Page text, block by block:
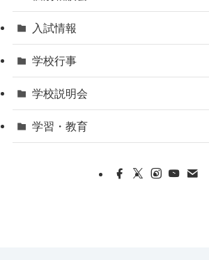
入試情報
学校行事
学校説明会
学習・教育